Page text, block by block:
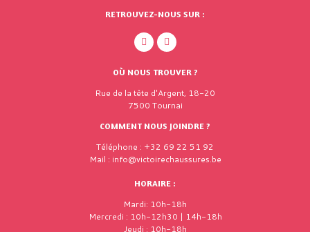
RETROUVEZ-NOUS SUR :
OÙ NOUS TROUVER ?
Rue de la tête d'Argent, 18-20
7500 Tournai
COMMENT NOUS JOINDRE ?
Téléphone : +32 69 22 51 92
Mail : info@victoirechaussures.be
HORAIRE :
Mardi: 10h-18h
Mercredi : 10h-12h30 | 14h-18h
Jeudi : 10h-18h